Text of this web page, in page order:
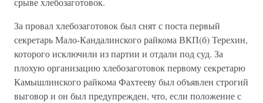
За провал хлебозаготовок был снят с поста первый
секретарь Мало-Кандалинского райкома ВКП(б) Терехин,
которого исключили из партии и отдали под суд. За
плохую организацию хлебозаготовок первому секретарю
Камышлинского райкома Фахтееву был объявлен строгий
выговор и он был предупрежден, что, если положение с